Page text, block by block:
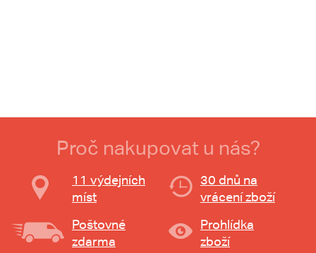
Proč nakupovat u nás?
11 výdejních
míst
30 dnů na
vrácení zboží
Poštovné
zdarma
Prohlídka
zboží